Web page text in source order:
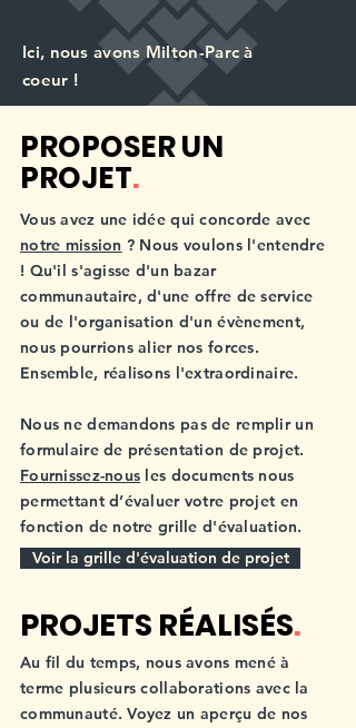
Ici, nous avons Milton-Parc à
coeur !
PROPOSER UN
PROJET.
Vous avez une idée qui concorde avec
notre mission ? Nous voulons l'entendre
! Qu'il s'agisse d'un bazar
communautaire, d'une offre de service
ou de l'organisation d'un évènement,
nous pourrions alier nos forces.
Ensemble, réalisons l'extraordinaire.
Nous ne demandons pas de remplir un
formulaire de présentation de projet.
Fournissez-nous les documents nous
permettant d’évaluer votre projet en
fonction de notre grille d'évaluation.
Voir la grille d'évaluation de projet
PROJETS RÉALISÉS.
Au fil du temps, nous avons mené à
terme plusieurs collaborations avec la
communauté. Voyez un aperçu de nos